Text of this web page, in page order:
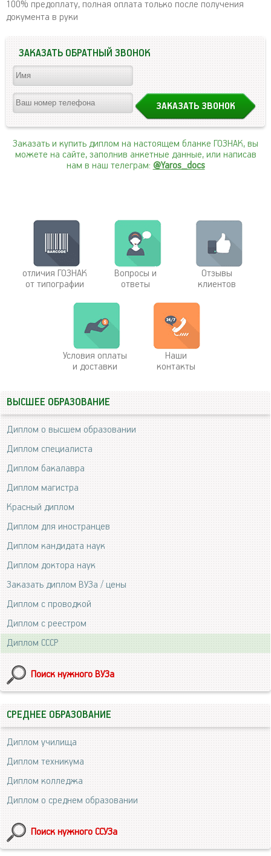
100% предоплату, полная оплата только после получения
документа в руки
ЗАКАЗАТЬ ОБРАТНЫЙ ЗВОНОК
Заказать и купить диплом на настоящем бланке ГОЗНАК, вы
можете на сайте, заполнив анкетные данные, или написав
нам в наш телеграм: @Yaros_docs
отличия ГОЗНАК
от типографии
Вопросы и
ответы
Отзывы
клиентов
Условия оплаты
и доставки
Наши
контакты
ВЫСШЕЕ ОБРАЗОВАНИЕ
Диплом о высшем образовании
Диплом специалиста
Диплом бакалавра
Диплом магистра
Красный диплом
Диплом для иностранцев
Диплом кандидата наук
Диплом доктора наук
Заказать диплом ВУЗа / цены
Диплом с проводкой
Диплом с реестром
Диплом СССР
Поиск нужного ВУЗа
СРЕДНЕЕ ОБРАЗОВАНИЕ
Диплом училища
Диплом техникума
Диплом колледжа
Диплом о среднем образовании
Поиск нужного ССУЗа